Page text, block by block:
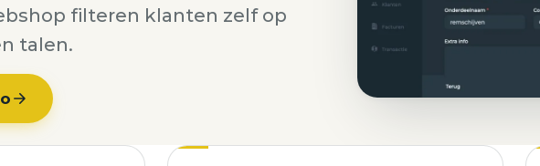
filteren klanten zelf op
talen.